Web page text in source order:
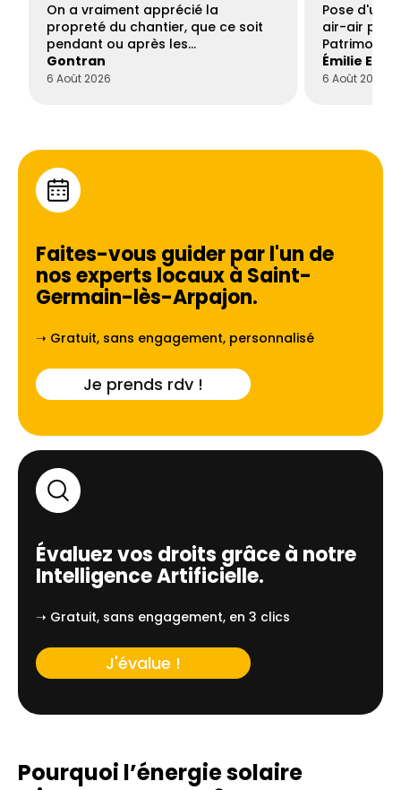
On a vraiment apprécié la
propreté du chantier, que ce soit
pendant ou après les…
Gontran
6 Août 2026
Pose d'une
air-air par
Patrimoine
Émilie
6 Août 2026
Faites-vous guider par l'un de
nos experts locaux à Saint-
Germain-lès-Arpajon.
➝ Gratuit, sans engagement, personnalisé
Je prends rdv !
Évaluez vos droits grâce à notre
Intelligence Artificielle.
➝ Gratuit, sans engagement, en 3 clics
J'évalue !
Pourquoi l’énergie solaire